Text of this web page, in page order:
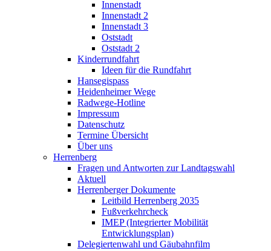
Innenstadt
Innenstadt 2
Innenstadt 3
Oststadt
Oststadt 2
Kinderrundfahrt
Ideen für die Rundfahrt
Hansegispass
Heidenheimer Wege
Radwege-Hotline
Impressum
Datenschutz
Termine Übersicht
Über uns
Herrenberg
Fragen und Antworten zur Landtagswahl
Aktuell
Herrenberger Dokumente
Leitbild Herrenberg 2035
Fußverkehrcheck
IMEP (Integrierter Mobilität
Entwicklungsplan)
Delegiertenwahl und Gäubahnfilm